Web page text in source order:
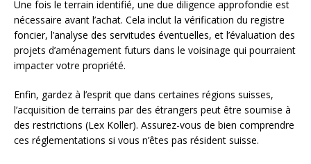
Une fois le terrain identifié, une due diligence approfondie est
nécessaire avant l’achat. Cela inclut la vérification du registre
foncier, l’analyse des servitudes éventuelles, et l’évaluation des
projets d’aménagement futurs dans le voisinage qui pourraient
impacter votre propriété.
Enfin, gardez à l’esprit que dans certaines régions suisses,
l’acquisition de terrains par des étrangers peut être soumise à
des restrictions (Lex Koller). Assurez-vous de bien comprendre
ces réglementations si vous n’êtes pas résident suisse.